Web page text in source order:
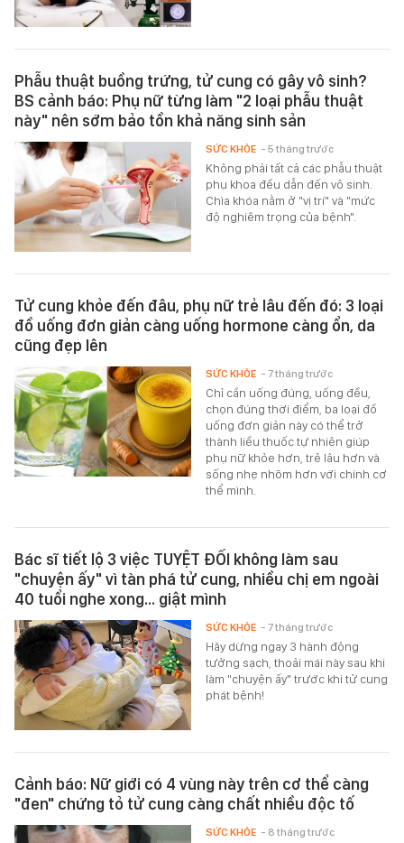
Phẫu thuật buồng trứng, tử cung có gây vô sinh?
BS cảnh báo: Phụ nữ từng làm "2 loại phẫu thuật
này" nên sớm bảo tồn khả năng sinh sản
Không phải tất cả các phẫu thuật
phụ khoa đều dẫn đến vô sinh.
Chìa khóa nằm ở "vị trí" và "mức
độ nghiêm trọng của bệnh".
SỨC KHỎE - 5 tháng trước
Tử cung khỏe đến đâu, phụ nữ trẻ lâu đến đó: 3 loại
đồ uống đơn giản càng uống hormone càng ổn, da
cũng đẹp lên
Chỉ cần uống đúng, uống đều,
chọn đúng thời điểm, ba loại đồ
uống đơn giản này có thể trở
thành liều thuốc tự nhiên giúp
phụ nữ khỏe hơn, trẻ lâu hơn và
sống nhẹ nhõm hơn với chính cơ
thể mình.
SỨC KHỎE - 7 tháng trước
Bác sĩ tiết lộ 3 việc TUYỆT ĐỐI không làm sau
"chuyện ấy" vì tàn phá tử cung, nhiều chị em ngoài
40 tuổi nghe xong... giật mình
Hãy dừng ngay 3 hành động
tưởng sạch, thoải mái này sau khi
làm "chuyện ấy" trước khi tử cung
phát bệnh!
SỨC KHỎE - 7 tháng trước
Cảnh báo: Nữ giới có 4 vùng này trên cơ thể càng
"đen" chứng tỏ tử cung càng chất nhiều độc tố
SỨC KHỎE - 8 tháng trước